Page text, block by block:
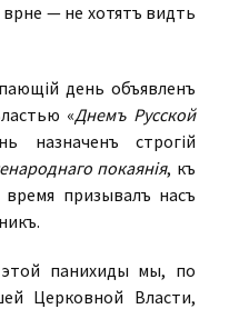
— не хотятъ видѣть
день объявленъ
«Днемъ Русской
назначенъ строгій
покаянія, къ
призывалъ насъ
панихиды мы, по
Церковной Власти,